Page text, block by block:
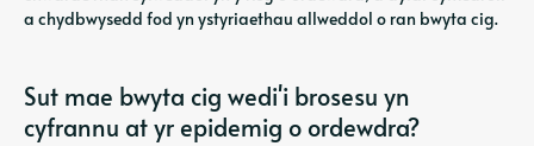
a chydbwysedd fod yn ystyriaethau allweddol o ran bwyta cig.
Sut mae bwyta cig wedi'i brosesu yn
cyfrannu at yr epidemig o ordewdra?